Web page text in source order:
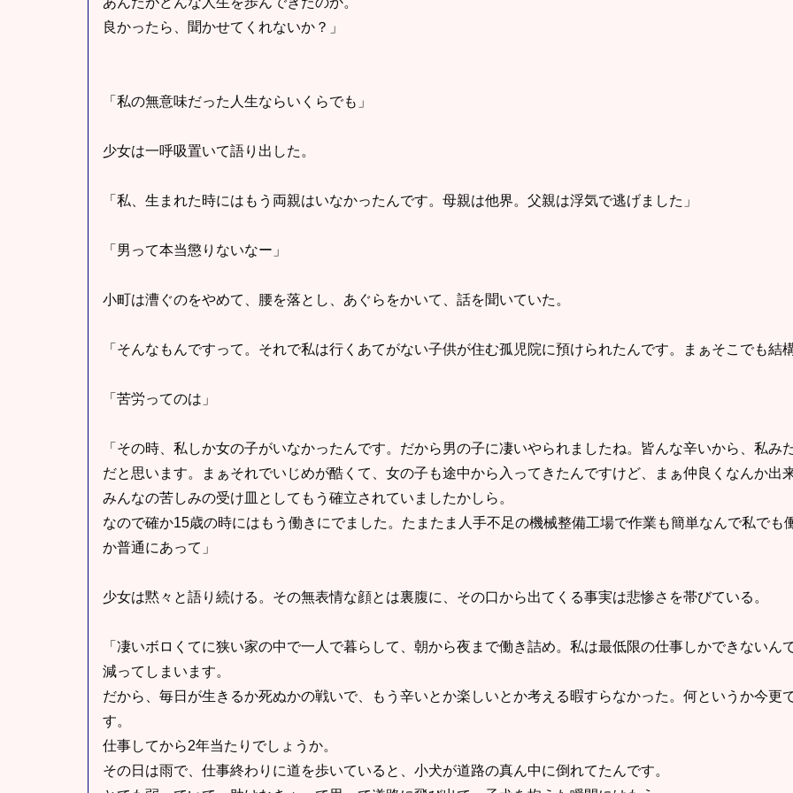
良かったら、聞かせてくれないか？」
「私の無意味だった人生ならいくらでも」
少女は一呼吸置いて語り出した。
「私、生まれた時にはもう両親はいなかったんです。母親は他界。父親は浮気で逃げました」
「男って本当懲りないなー」
小町は漕ぐのをやめて、腰を落とし、あぐらをかいて、話を聞いていた。
「そんなもんですって。それで私は行くあてがない子供が住む孤児院に預けられたんです。まぁそこでも結
「苦労ってのは」
「その時、私しか女の子がいなかったんです。だから男の子に凄いやられましたね。皆んな辛いから、私
だと思います。まぁそれでいじめが酷くて、女の子も途中から入ってきたんですけど、まぁ仲良くなんか出
みんなの苦しみの受け皿としてもう確立されていましたかしら。
なので確か15歳の時にはもう働きにでました。たまたま人手不足の機械整備工場で作業も簡単なんで私でも
か普通にあって」
少女は黙々と語り続ける。その無表情な顔とは裏腹に、その口から出てくる事実は悲惨さを帯びている。
「凄いボロくてに狭い家の中で一人で暮らして、朝から夜まで働き詰め。私は最低限の仕事しかできないん
減ってしまいます。
だから、毎日が生きるか死ぬかの戦いで、もう辛いとか楽しいとか考える暇すらなかった。何というか今更
す。
仕事してから2年当たりでしょうか。
その日は雨で、仕事終わりに道を歩いていると、小犬が道路の真ん中に倒れてたんです。